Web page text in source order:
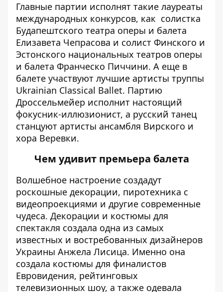
Главные партии исполнят такие лауреаты
международных конкурсов, как солистка
Будапештского театра оперы и балета
Елизавета Чепрасова и солист Финского и
Эстонского национальных театров оперы
и балета Франческо Пиччини. А еще в
балете участвуют лучшие артисты труппы
Ukrainian Classical Ballet. Партию
Дроссельмейер исполнит настоящий
фокусник-иллюзионист, а русский танец
станцуют артисты ансамбля Вирского и
хора Веревки.
Чем удивит премьера балета
Волшебное настроение создадут
роскошные декорации, пиротехника с
видеопроекциями и другие современные
чудеса. Декорации и костюмы для
спектакля создала одна из самых
известных и востребованных дизайнеров
Украины Анжела Лисица. Именно она
создала костюмы для финалистов
Евровидения, рейтинговых
телевизионных шоу, а также одевала